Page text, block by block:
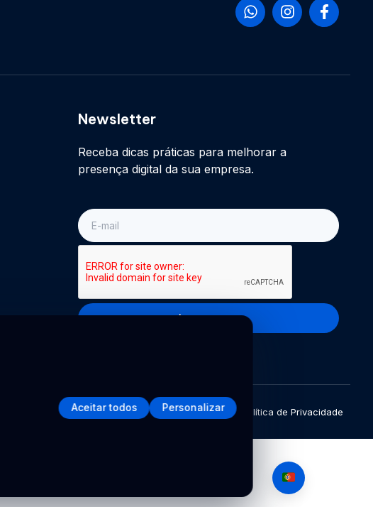
Newsletter
Receba dicas práticas para melhorar a
presença digital da sua empresa.
E-
mail
Inscreva-se
Política de Privacidade
Aceitar todos Personalizar